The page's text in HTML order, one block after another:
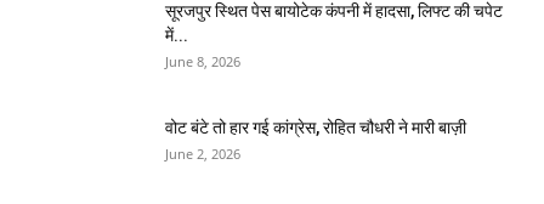
सूरजपुर स्थित पेस बायोटेक कंपनी में हादसा, लिफ्ट की चपेट
में...
June 8, 2026
वोट बंटे तो हार गई कांग्रेस, रोहित चौधरी ने मारी बाज़ी
June 2, 2026